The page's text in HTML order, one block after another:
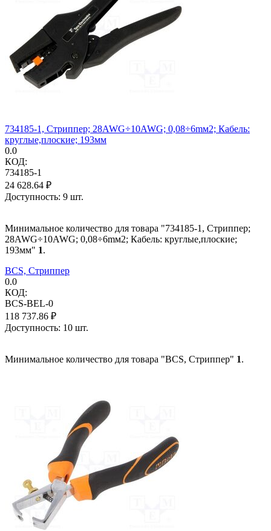
734185-1, Стриппер; 28AWG÷10AWG; 0,08÷6mм2; Кабель:
круглые,плоские; 193мм
0.0
КОД:
734185-1
24 628.64 ₽
Доступность: 9 шт.
Минимальное количество для товара "734185-1, Стриппер;
28AWG÷10AWG; 0,08÷6mм2; Кабель: круглые,плоские;
193мм" 1.
BCS, Стриппер
0.0
КОД:
BCS-BEL-0
118 737.86 ₽
Доступность: 10 шт.
Минимальное количество для товара "BCS, Стриппер" 1.